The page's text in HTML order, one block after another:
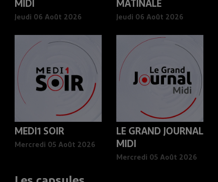
MIDI
Jeudi 06 Août 2026
MATINALE
Jeudi 06 Août 2026
MEDI1 SOIR
Mercredi 05 Août 2026
LE GRAND JOURNAL
MIDI
Mercredi 05 Août 2026